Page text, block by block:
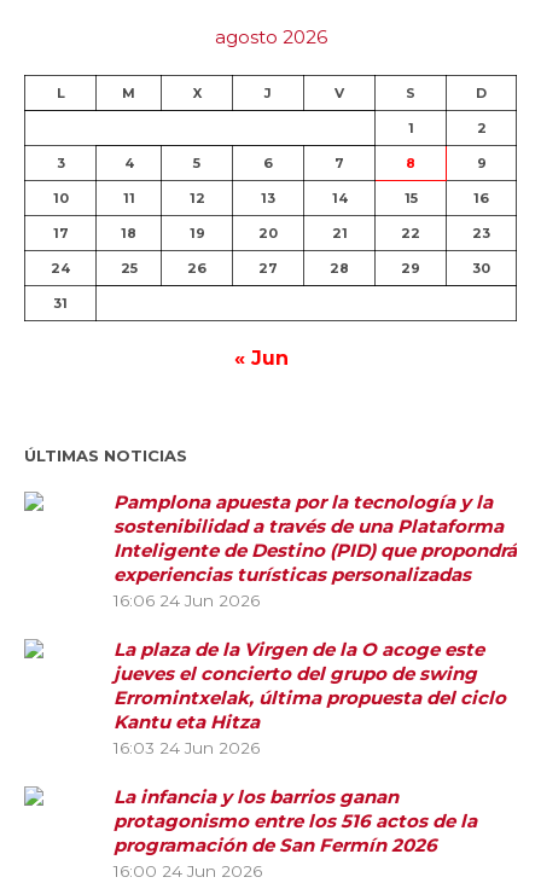
agosto 2026
L M X J V S D
1 2
3 4 5 6 7 8 9
10 11 12 13 14 15 16
17 18 19 20 21 22 23
24 25 26 27 28 29 30
31
« Jun
ÚLTIMAS NOTICIAS
Pamplona apuesta por la tecnología y la
sostenibilidad a través de una Plataforma
Inteligente de Destino (PID) que propondrá
experiencias turísticas personalizadas
16:06 24 Jun 2026
La plaza de la Virgen de la O acoge este
jueves el concierto del grupo de swing
Erromintxelak, última propuesta del ciclo
Kantu eta Hitza
16:03 24 Jun 2026
La infancia y los barrios ganan
protagonismo entre los 516 actos de la
programación de San Fermín 2026
16:00 24 Jun 2026